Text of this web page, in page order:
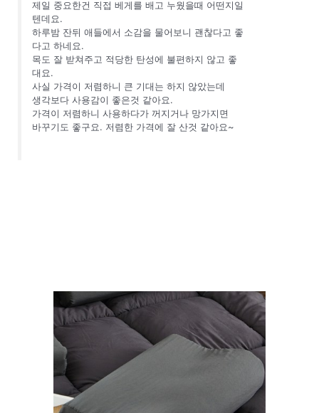
제일 중요한건 직접 베게를 배고 누웠을때 어떤지일
텐데요.
하루밤 잔뒤 애들에서 소감을 물어보니 괜찮다고 좋
다고 하네요.
목도 잘 받쳐주고 적당한 탄성에 불편하지 않고 좋
대요.
사실 가격이 저렴하니 큰 기대는 하지 않았는데
생각보다 사용감이 좋은것 같아요.
가격이 저렴하니 사용하다가 꺼지거나 망가지면
바꾸기도 좋구요. 저렴한 가격에 잘 산것 같아요~